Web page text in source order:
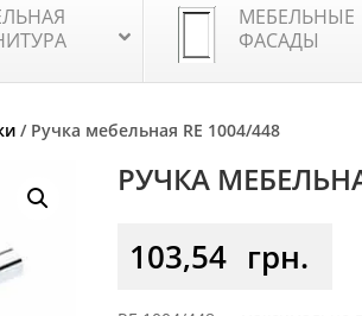
МЕБЕЛЬНЫЕ
ФАСАДЫ
/ Ручка мебельная RE 1004/448
РУЧКА
103,54 грн.